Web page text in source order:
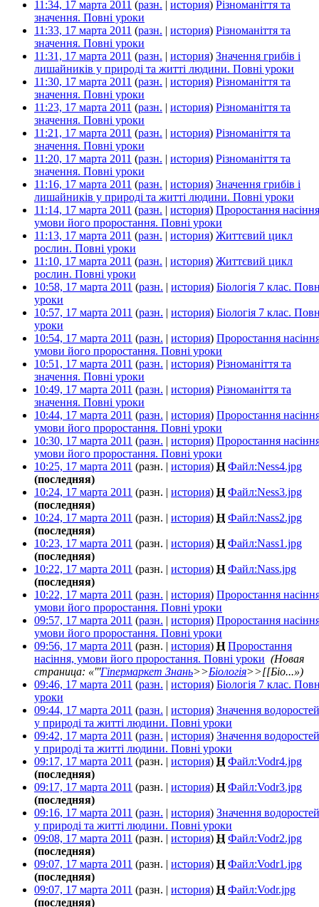
11:34, 17 марта 2011 (разн. | история) Різноманіття та
значення. Повні уроки
11:33, 17 марта 2011 (разн. | история) Різноманіття та
значення. Повні уроки
11:31, 17 марта 2011 (разн. | история) Значення грибів і
лишайників у природі та житті людини. Повні уроки
11:30, 17 марта 2011 (разн. | история) Різноманіття та
значення. Повні уроки
11:23, 17 марта 2011 (разн. | история) Різноманіття та
значення. Повні уроки
11:21, 17 марта 2011 (разн. | история) Різноманіття та
значення. Повні уроки
11:20, 17 марта 2011 (разн. | история) Різноманіття та
значення. Повні уроки
11:16, 17 марта 2011 (разн. | история) Значення грибів і
лишайників у природі та житті людини. Повні уроки
11:14, 17 марта 2011 (разн. | история) Проростання
умови його проростання. Повні уроки
11:13, 17 марта 2011 (разн. | история) Життєвий цикл
рослин. Повні уроки
11:10, 17 марта 2011 (разн. | история) Життєвий цикл
рослин. Повні уроки
10:58, 17 марта 2011 (разн. | история) Біологія 7 клас.
уроки
10:57, 17 марта 2011 (разн. | история) Біологія 7 клас.
уроки
10:54, 17 марта 2011 (разн. | история) Проростання
умови його проростання. Повні уроки
10:51, 17 марта 2011 (разн. | история) Різноманіття та
значення. Повні уроки
10:49, 17 марта 2011 (разн. | история) Різноманіття та
значення. Повні уроки
10:44, 17 марта 2011 (разн. | история) Проростання
умови його проростання. Повні уроки
10:30, 17 марта 2011 (разн. | история) Проростання
умови його проростання. Повні уроки
10:25, 17 марта 2011 (разн. | история) Н Файл:Ness4.jpg
(последняя)
10:24, 17 марта 2011 (разн. | история) Н Файл:Ness3.jpg
(последняя)
10:24, 17 марта 2011 (разн. | история) Н Файл:Nass2.jpg
(последняя)
10:23, 17 марта 2011 (разн. | история) Н Файл:Nass1.jpg
(последняя)
10:22, 17 марта 2011 (разн. | история) Н Файл:Nass.jpg
(последняя)
10:22, 17 марта 2011 (разн. | история) Проростання
умови його проростання. Повні уроки
09:57, 17 марта 2011 (разн. | история) Проростання
умови його проростання. Повні уроки
09:56, 17 марта 2011 (разн. | история) Н Проростання
насіння, умови його проростання. Повні уроки (Новая
страница: «'''Гіпермаркет Знань>>Біологія>>[[Біо...»)
09:46, 17 марта 2011 (разн. | история) Біологія 7 клас.
уроки
09:44, 17 марта 2011 (разн. | история) Значення водоростей
у природі та житті людини. Повні уроки
09:42, 17 марта 2011 (разн. | история) Значення водоростей
у природі та житті людини. Повні уроки
09:17, 17 марта 2011 (разн. | история) Н Файл:Vodr4.jpg
(последняя)
09:17, 17 марта 2011 (разн. | история) Н Файл:Vodr3.jpg
(последняя)
09:16, 17 марта 2011 (разн. | история) Значення водоростей
у природі та житті людини. Повні уроки
09:08, 17 марта 2011 (разн. | история) Н Файл:Vodr2.jpg
(последняя)
09:07, 17 марта 2011 (разн. | история) Н Файл:Vodr1.jpg
(последняя)
09:07, 17 марта 2011 (разн. | история) Н Файл:Vodr.jpg
(последняя)